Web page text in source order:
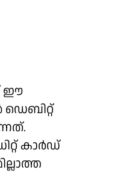
ഈ
കാര്‍ഡ്